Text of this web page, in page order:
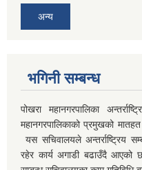
अन्य
भगिनी सम्बन्ध
पोखरा महानगरपालिका
महानगरपालिकाको प्रमुखको
यस सचिवालयले अन्तर्राष्ट्रिय
रहेर कार्य अगाडी बढाउँदै आएको छ